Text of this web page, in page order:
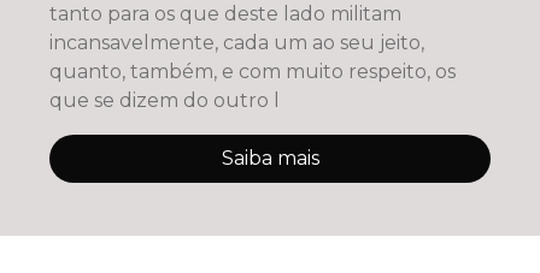
tanto para os que deste lado militam
incansavelmente, cada um ao seu jeito,
quanto, também, e com muito respeito, os
que se dizem do outro l
Saiba mais